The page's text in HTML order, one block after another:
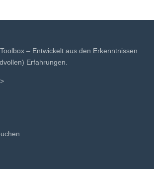
– Entwickelt aus den Erkenntnissen
Erfahrungen.